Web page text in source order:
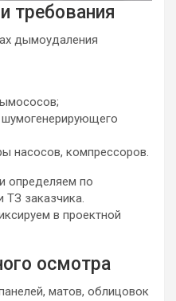
требования
дымоудаления
насосов, компрессоров.
определяем по
ТЗ заказчика.
в проектной
осмотра
матов, облицовок